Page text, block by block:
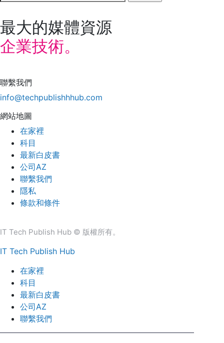
for:
最大的媒體資源
企業技術。
聯繫我們
info@techpublishhhub.com
網站地圖
在家裡
科目
最新白皮書
公司AZ
聯繫我們
隱私
條款和條件
IT Tech Publish Hub © 版權所有。
IT Tech Publish Hub
在家裡
科目
最新白皮書
公司AZ
聯繫我們